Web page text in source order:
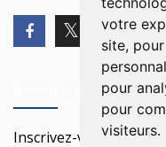
votre
site,
pour
pour
visiteurs.
Inscrivez-vous à notre